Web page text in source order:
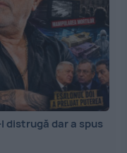
distrugă dar a spus